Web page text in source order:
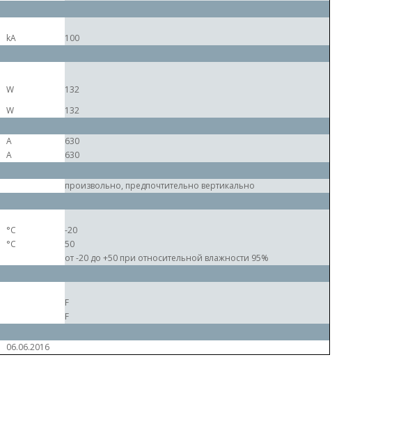
kA
100
W
132
W
132
A
630
A
630
произвольно, предпочтительно вертикально
°C
-20
°C
50
от -20 до +50 при относительной влажности 95%
F
F
06.06.2016